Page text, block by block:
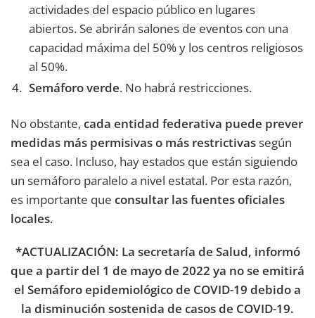
actividades del espacio público en lugares
abiertos. Se abrirán salones de eventos con una
capacidad máxima del 50% y los centros religiosos
al 50%.
Semáforo verde. No habrá restricciones.
No obstante, cada entidad federativa puede prever
medidas más permisivas o más restrictivassegún
sea el caso. Incluso, hay estados que están siguiendo
un semáforo paralelo a nivel estatal. Por esta razón,
es importante que consultar las fuentes oficiales
locales.
*ACTUALIZACIÓN: La secretaría de Salud, informó
que a partir del 1 de mayo de 2022 ya no se emitirá
el Semáforo epidemiológico de COVID-19 debido a
la disminución sostenida de casos de COVID-19.